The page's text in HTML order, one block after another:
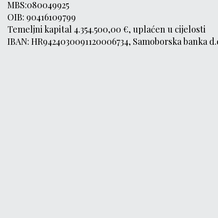
MBS:080049925
OIB: 90416109799
Temeljni kapital 4.354.500,00 €, uplaćen u cijelosti
IBAN: HR9424030091120006734, Samoborska banka